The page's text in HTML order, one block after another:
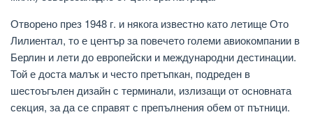
Отворено през 1948 г. и някога известно като летище Ото
Лилиентал, то е център за повечето големи авиокомпании в
Берлин и лети до европейски и международни дестинации.
Той е доста малък и често претъпкан, подреден в
шестоъгълен дизайн с терминали, излизащи от основната
секция, за да се справят с препълнения обем от пътници.